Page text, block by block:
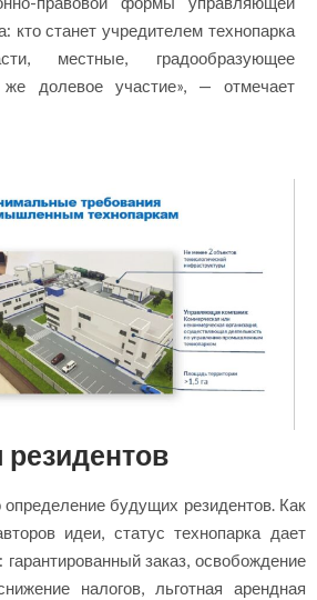
кто станет учредителем технопарка
местные, градообразующее
же долевое участие», — отмечает
будущих резидентов. Как
идеи, статус технопарка дает
заказ, освобождение
налогов, льготная арендная